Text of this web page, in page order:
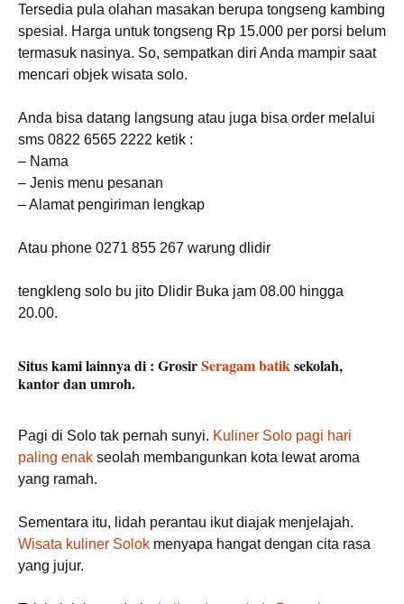
Tersedia pula olahan masakan berupa tongseng kambing
spesial. Harga untuk tongseng Rp 15.000 per porsi belum
termasuk nasinya. So, sempatkan diri Anda mampir saat
mencari objek wisata solo.
Anda bisa datang langsung atau juga bisa order melalui
sms 0822 6565 2222 ketik :
– Nama
– Jenis menu pesanan
– Alamat pengiriman lengkap
Atau phone 0271 855 267 warung dlidir
tengkleng solo bu jito Dlidir Buka jam 08.00 hingga
20.00.
Situs kami lainnya di : GrosirSeragam batiksekolah,
kantor dan umroh.
Pagi di Solo tak pernah sunyi. Kuliner Solo pagi hari
paling enak seolah membangunkan kota lewat aroma
yang ramah.
Sementara itu, lidah perantau ikut diajak menjelajah.
Wisata kuliner Solok menyapa hangat dengan cita rasa
yang jujur.